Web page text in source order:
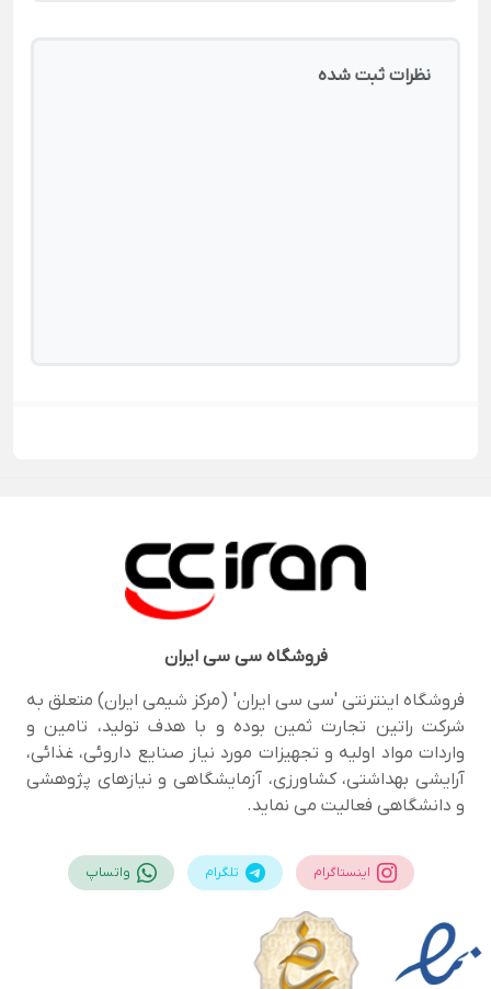
نظرات ثبت شده
فروشگاهسی سی ایران
فروشگاه اینترنتی 'سی سی ایران' (مرکز شیمی ایران) متعلق به
شرکت راتین تجارت ثمین بوده و با هدف تولید، تامین و
واردات مواد اولیه و تجهیزات مورد نیاز صنایع داروئی، غذائی،
آرایشی بهداشتی، کشاورزی، آزمایشگاهی و نیازهای پژوهشی
و دانشگاهی فعالیت می نماید.
اینستاگرام تلگرام واتساپ